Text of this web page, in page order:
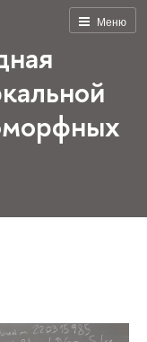
Меню